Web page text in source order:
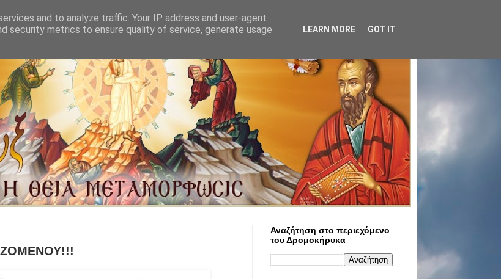
Αναζήτηση στο περιεχόμενο
του Δρομοκήρυκα
and to analyze traffic. Your IP address and user-agent
security metrics to ensure quality of service, generate usage
LEARN MORE GOT IT